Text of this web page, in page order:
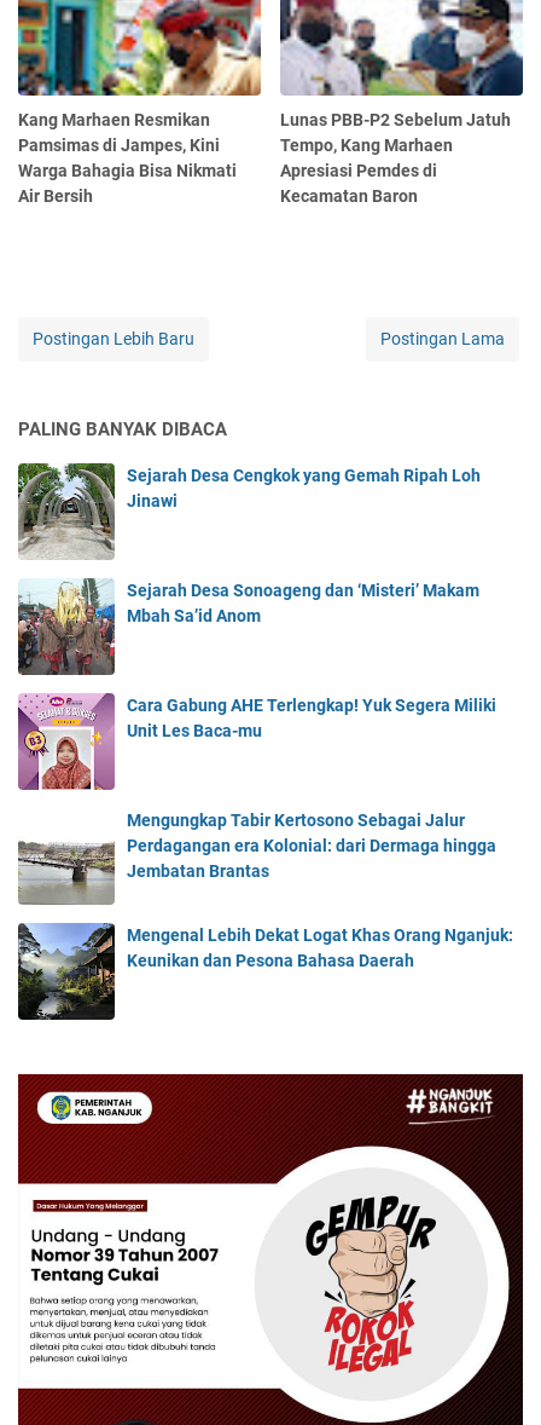
Kang Marhaen Resmikan
Pamsimas di Jampes, Kini
Warga Bahagia Bisa Nikmati
Air Bersih
Lunas PBB-P2 Sebelum Jatuh
Tempo, Kang Marhaen
Apresiasi Pemdes di
Kecamatan Baron
Postingan Lebih Baru Postingan Lama
PALING BANYAK DIBACA
Sejarah Desa Cengkok yang Gemah Ripah Loh
Jinawi
Sejarah Desa Sonoageng dan ‘Misteri’ Makam
Mbah Sa’id Anom
Cara Gabung AHE Terlengkap! Yuk Segera Miliki
Unit Les Baca-mu
Mengungkap Tabir Kertosono Sebagai Jalur
Perdagangan era Kolonial: dari Dermaga hingga
Jembatan Brantas
Mengenal Lebih Dekat Logat Khas Orang Nganjuk:
Keunikan dan Pesona Bahasa Daerah